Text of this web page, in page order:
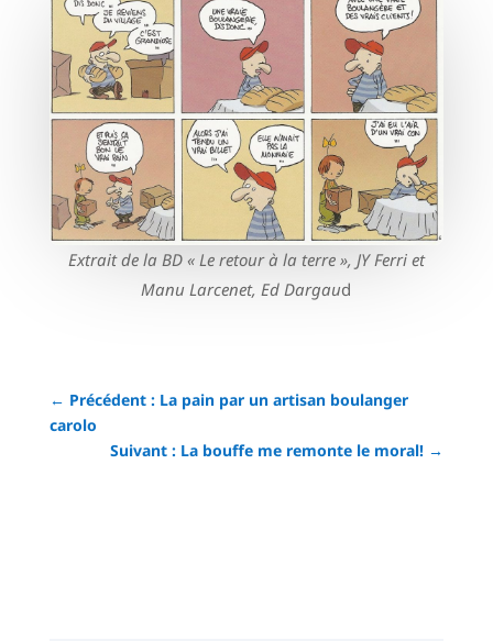
Extrait de la BD « Le retour à la terre », JY Ferri et
Manu Larcenet, Ed Dargaud
← Précédent : La pain par un artisan boulanger
carolo
Suivant : La bouffe me remonte le moral! →